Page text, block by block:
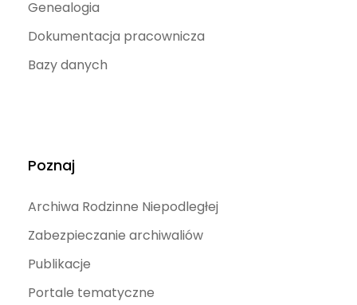
Genealogia
Dokumentacja pracownicza
Bazy danych
Poznaj
Archiwa Rodzinne Niepodległej
Zabezpieczanie archiwaliów
Publikacje
Portale tematyczne